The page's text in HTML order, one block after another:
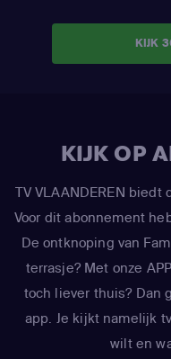
KIJK
KIJK OP
TV VLAANDEREN
Voor dit abonnement
De ontknoping van
terrasje? Met onze
toch liever thuis? Dan
app. Je kijkt namelijk
wilt en